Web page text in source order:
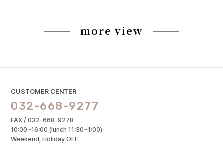
more view
CUSTOMER CENTER
032-668-9277
FAX / 032-668-9278
10:00~16:00 (lunch 11:30~1:00)
Weekend, Holiday OFF